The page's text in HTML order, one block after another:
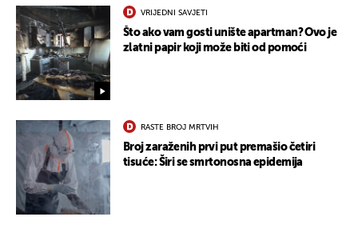
VRIJEDNI SAVJETI
Što ako vam gosti unište apartman? Ovo je
zlatni papir koji može biti od pomoći
RASTE BROJ MRTVIH
Broj zaraženih prvi put premašio četiri
tisuće: Širi se smrtonosna epidemija
UKLJUČITE NOTIFIKACIJE